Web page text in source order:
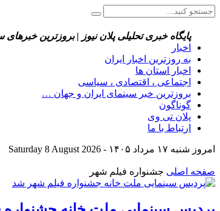
پایگاه خبری تحلیلی پلان نیوز | بروزترین
اخبار
به روزترین اخبار ایران
اخبار استان ها
اجتماعی ، اقتصادی ، سیاسی
بروزترین خبر سینمای ایران و جهان …
گوناگون
پلان تی وی
ارتباط با ما
امروز شنبه ۱۷ مرداد ۱۴۰۵ - Saturday 8 August 2026
صفحه اصلی جشنواره فیلم شهر